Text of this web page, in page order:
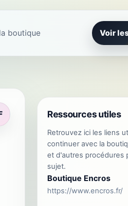
boutique Voir
Ressources utiles
Retrouvez ici les liens
continuer avec la
et d'autres procédures
sujet.
Boutique Encros
https://www.encros.fr/